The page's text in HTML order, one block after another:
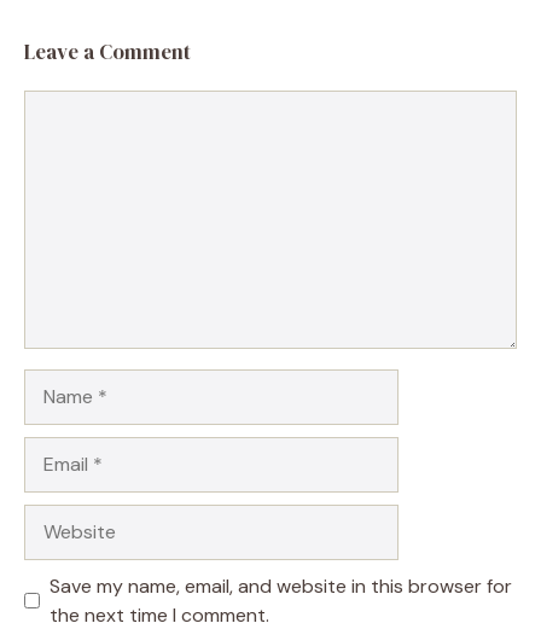
Leave a Comment
Save my name, email, and website in this browser for
the next time I comment.